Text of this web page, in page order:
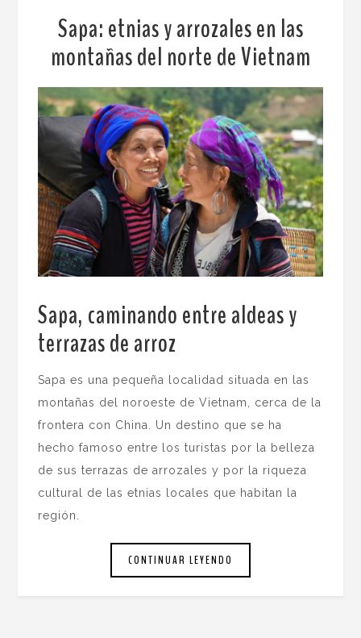
Sapa: etnias y arrozales en las
montañas del norte de Vietnam
Sapa, caminando entre aldeas y
terrazas de arroz
Sapa es una pequeña localidad situada en las
montañas del noroeste de Vietnam, cerca de la
frontera con China. Un destino que se ha
hecho famoso entre los turistas por la belleza
de sus terrazas de arrozales y por la riqueza
cultural de las etnias locales que habitan la
región.
CONTINUAR LEYENDO